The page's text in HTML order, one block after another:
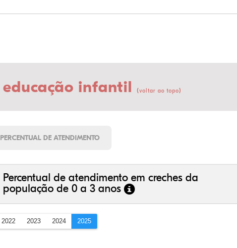
educação infantil (voltar ao topo)
PERCENTUAL DE ATENDIMENTO
Percentual de atendimento em creches da
população de 0 a 3 anos
2022 2023 2024 2025